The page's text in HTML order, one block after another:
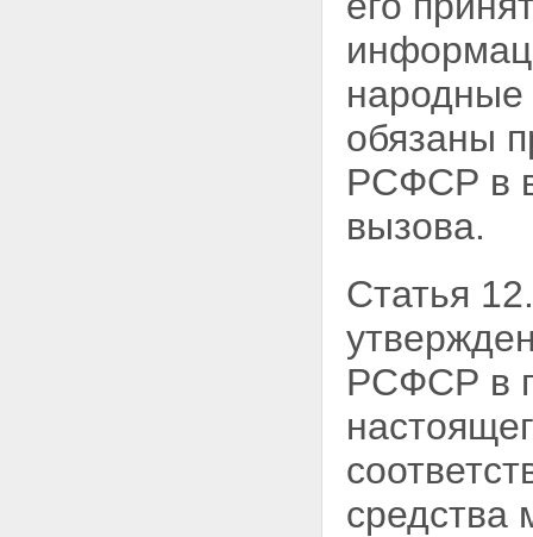
обязаны
РСФСР в
вызова.
Статья
РСФСР в
средства